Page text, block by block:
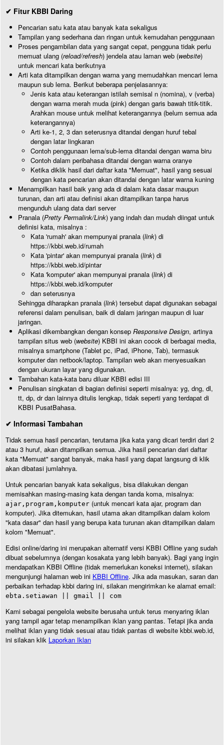
✔ Fitur KBBI Daring
Pencarian satu kata atau banyak kata sekaligus
Tampilan yang sederhana dan ringan untuk kemudahan penggunaan
Proses pengambilan data yang sangat cepat, pengguna tidak perlu
memuat ulang (reload/refresh) jendela atau laman web (website)
untuk mencari kata berikutnya
Arti kata ditampilkan dengan warna yang memudahkan mencari lema
maupun sub lema. Berikut beberapa penjelasannya:
Jenis kata atau keterangan istilah semisal n (nomina), v (verba)
dengan warna merah muda (pink) dengan garis bawah titik-titik.
Arahkan mouse untuk melihat keterangannya (belum semua ada
keterangannya)
Arti ke-1, 2, 3 dan seterusnya ditandai dengan huruf tebal
dengan latar lingkaran
Contoh penggunaan lema/sub-lema ditandai dengan warna biru
Contoh dalam peribahasa ditandai dengan warna oranye
Ketika diklik hasil dari daftar kata "Memuat", hasil yang sesuai
dengan kata pencarian akan ditandai dengan latar warna kuning
Menampilkan hasil baik yang ada di dalam kata dasar maupun
turunan, dan arti atau definisi akan ditampilkan tanpa harus
mengunduh ulang data dari server
Pranala (Pretty Permalink/Link) yang indah dan mudah diingat untuk
definisi kata, misalnya :
Kata 'rumah' akan mempunyai pranala (link) di
https://kbbi.web.id/rumah
Kata 'pintar' akan mempunyai pranala (link) di
https://kbbi.web.id/pintar
Kata 'komputer' akan mempunyai pranala (link) di
https://kbbi.web.id/komputer
dan seterusnya
Sehingga diharapkan pranala (link) tersebut dapat digunakan sebagai
referensi dalam penulisan, baik di dalam jaringan maupun di luar
jaringan.
Aplikasi dikembangkan dengan konsep Responsive Design, artinya
tampilan situs web (website) KBBI ini akan cocok di berbagai media,
misalnya smartphone (Tablet pc, iPad, iPhone, Tab), termasuk
komputer dan netbook/laptop. Tampilan web akan menyesuaikan
dengan ukuran layar yang digunakan.
Tambahan kata-kata baru diluar KBBI edisi III
Penulisan singkatan di bagian definisi seperti misalnya: yg, dng, dl,
tt, dp, dr dan lainnya ditulis lengkap, tidak seperti yang terdapat di
KBBI PusatBahasa.
✔ Informasi Tambahan
Tidak semua hasil pencarian, terutama jika kata yang dicari terdiri dari 2
atau 3 huruf, akan ditampilkan semua. Jika hasil pencarian dari daftar
kata "Memuat" sangat banyak, maka hasil yang dapat langsung di klik
akan dibatasi jumlahnya.
Untuk pencarian banyak kata sekaligus, bisa dilakukan dengan
memisahkan masing-masing kata dengan tanda koma, misalnya:
ajar,program,komputer (untuk mencari kata ajar, program dan
komputer). Jika ditemukan, hasil utama akan ditampilkan dalam kolom
"kata dasar" dan hasil yang berupa kata turunan akan ditampilkan dalam
kolom "Memuat".
Edisi online/daring ini merupakan alternatif versi KBBI Offline yang sudah
dibuat sebelumnya (dengan kosakata yang lebih banyak). Bagi yang ingin
mendapatkan KBBI Offline (tidak memerlukan koneksi internet), silakan
mengunjungi halaman web ini KBBI Offline. Jika ada masukan, saran dan
perbaikan terhadap kbbi daring ini, silakan mengirimkan ke alamat email:
ebta.setiawan || gmail || com
Kami sebagai pengelola website berusaha untuk terus menyaring iklan
yang tampil agar tetap menampilkan iklan yang pantas. Tetapi jika anda
melihat iklan yang tidak sesuai atau tidak pantas di website kbbi.web.id,
ini silakan klik Laporkan Iklan